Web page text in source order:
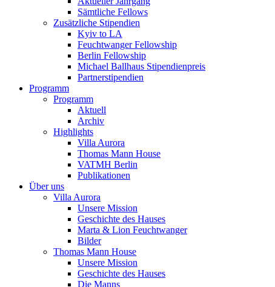
Sämtliche Fellows
Zusätzliche Stipendien
Kyiv to LA
Feuchtwanger Fellowship
Berlin Fellowship
Michael Ballhaus Stipendienpreis
Partnerstipendien
Programm
Programm
Aktuell
Archiv
Highlights
Villa Aurora
Thomas Mann House
VATMH Berlin
Publikationen
Über uns
Villa Aurora
Unsere Mission
Geschichte des Hauses
Marta & Lion Feuchtwanger
Bilder
Thomas Mann House
Unsere Mission
Geschichte des Hauses
Die Manns